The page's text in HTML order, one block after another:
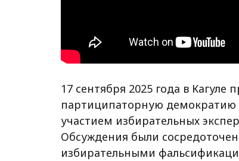
17 сентября 2025 года в
партиципаторную демократию
участием избирательных
Обсуждения были
избирательными